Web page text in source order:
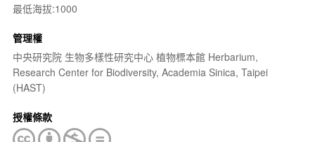
最低海拔:1000
管理權
中央研究院 生物多樣性研究中心 植物標本館 Herbarium,
Research Center for Biodiversity, Academia Sinica, Taipei
(HAST)
授權條款